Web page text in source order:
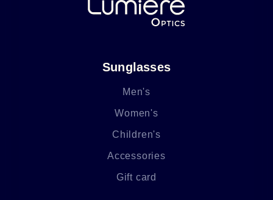
Sunglasses
Men's
Women's
Children's
Accessories
Gift card